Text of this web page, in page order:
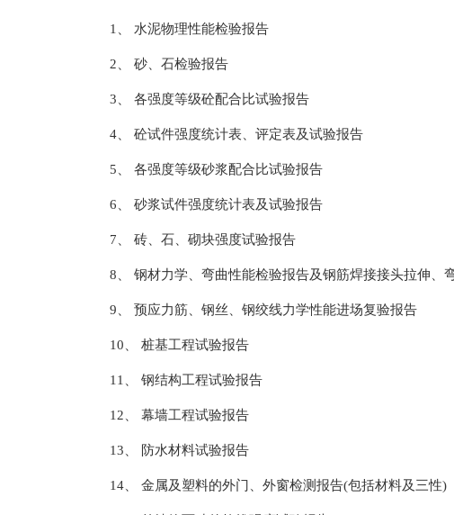
1、 水泥物理性能检验报告
2、 砂、石检验报告
3、 各强度等级砼配合比试验报告
4、 砼试件强度统计表、评定表及试验报告
5、 各强度等级砂浆配合比试验报告
6、 砂浆试件强度统计表及试验报告
7、 砖、石、砌块强度试验报告
8、 钢材力学、弯曲性能检验报告及钢筋焊接接头拉伸、
9、 预应力筋、钢丝、钢绞线力学性能进场复验报告
10、 桩基工程试验报告
11、 钢结构工程试验报告
12、 幕墙工程试验报告
13、 防水材料试验报告
14、 金属及塑料的外门、外窗检测报告(包括材料及三性)